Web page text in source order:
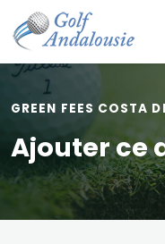
GREEN FEES COSTA
Ajouter ce